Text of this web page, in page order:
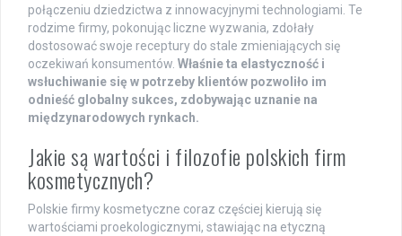
połączeniu dziedzictwa z innowacyjnymi technologiami. Te
rodzime firmy, pokonując liczne wyzwania, zdołały
dostosować swoje receptury do stale zmieniających się
oczekiwań konsumentów. Właśnie ta elastyczność i
wsłuchiwanie się w potrzeby klientów pozwoliło im
odnieść globalny sukces, zdobywając uznanie na
międzynarodowych rynkach.
Jakie są wartości i filozofie polskich firm
kosmetycznych?
Polskie firmy kosmetyczne coraz częściej kierują się
wartościami proekologicznymi, stawiając na etyczną